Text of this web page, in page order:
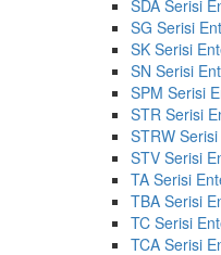
SDA Serisi
SG Serisi
SK Serisi
SN Serisi
SPM Serisi
STR Serisi
STRW
STV Serisi
TA Serisi
TBA Serisi
TC Serisi
TCA Serisi